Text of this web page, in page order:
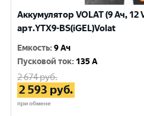
Аккумулятор VOLAT (9 Ач, 12
арт.YTX9-BS(iGEL)Volat
Емкость:9 Ач
Пусковой ток: 135 A
2 674руб.
2 593 руб.
при обмене